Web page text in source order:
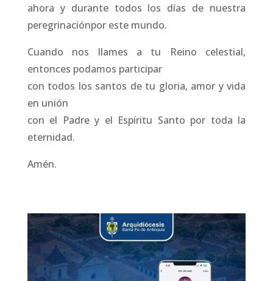
ahora y durante todos los días de nuestra
peregrinaciónpor este mundo.
Cuando nos llames a tu Reino celestial,
entonces podamos participar
con todos los santos de tu gloria, amor y vida
en unión
con el Padre y el Espíritu Santo por toda la
eternidad.
Amén.